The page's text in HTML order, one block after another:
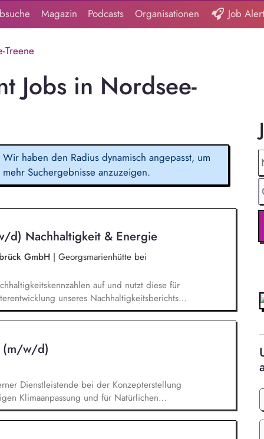
Magazin Podcasts Organisationen Job
Treene
Jobs in Nordsee-
Wir haben den Radius dynamisch angepasst, um
mehr Suchergebnisse anzuzeigen.
d) Nachhaltigkeit & Energie
GmbH | Georgsmarienhütte bei
auf und nutzt diese für
unseres Nachhaltigkeitsberichts
VSME). Bei der Berechnung und
Footprints (CCF) unterstützt du und leitest
und Maßnahmen mit und unterstützt
der Energiewirtschaft.
(m/w/d)
Dienstleistende bei der Konzepterstellung
Klimaanpassung und für Natürlichen
und Betroffenheiten der Kommune (z. B. Hitze,
Handlungsfelder der Klimaanpassung.